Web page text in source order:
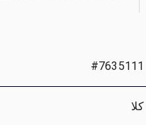
#7635111
كلا